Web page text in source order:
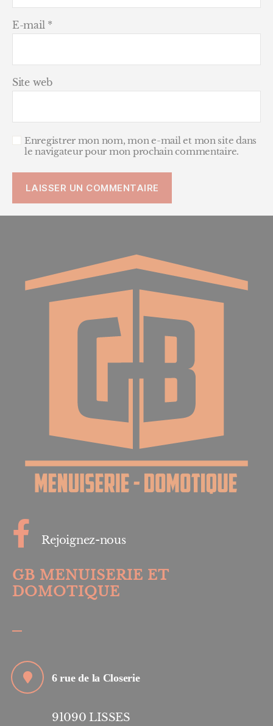
E-mail *
Site web
Enregistrer mon nom, mon e-mail et mon site dans
le navigateur pour mon prochain commentaire.
Rejoignez-nous
GB MENUISERIE ET
DOMOTIQUE
6 rue de la Closerie
91090 LISSES